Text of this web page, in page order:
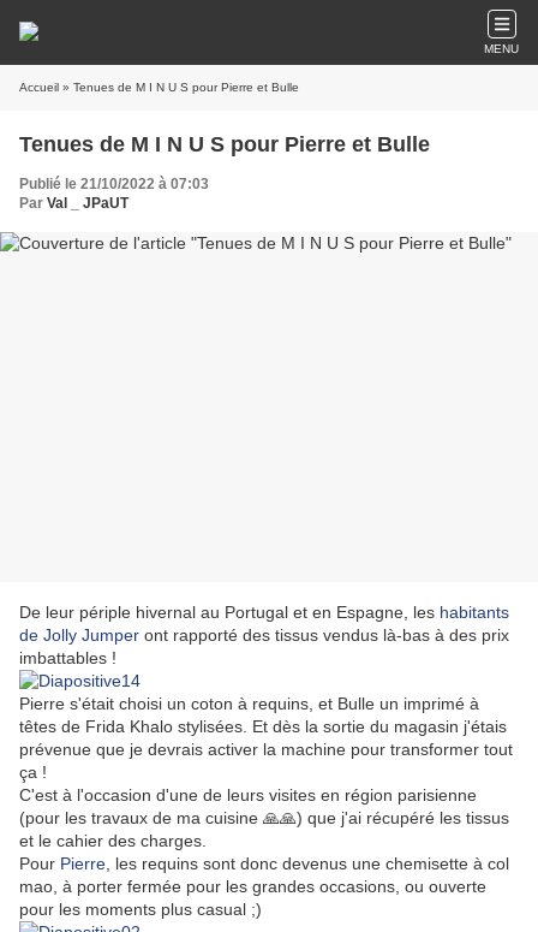
MENU
Accueil » Tenues de M I N U S pour Pierre et Bulle
Tenues de M I N U S pour Pierre et Bulle
Publié le 21/10/2022 à 07:03
Par Val _ JPaUT
De leur périple hivernal au Portugal et en Espagne, les habitants
de Jolly Jumper ont rapporté des tissus vendus là-bas à des prix
imbattables !
Pierre s'était choisi un coton à requins, et Bulle un imprimé à
têtes de Frida Khalo stylisées. Et dès la sortie du magasin j'étais
prévenue que je devrais activer la machine pour transformer tout
ça !
C'est à l'occasion d'une de leurs visites en région parisienne
(pour les travaux de ma cuisine 🙏🙏) que j'ai récupéré les tissus
et le cahier des charges.
Pour Pierre , les requins sont donc devenus une chemisette à col
mao, à porter fermée pour les grandes occasions, ou ouverte
pour les moments plus casual ;)